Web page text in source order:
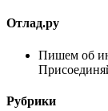
Отлад.ру
Пишем об
Рубрики